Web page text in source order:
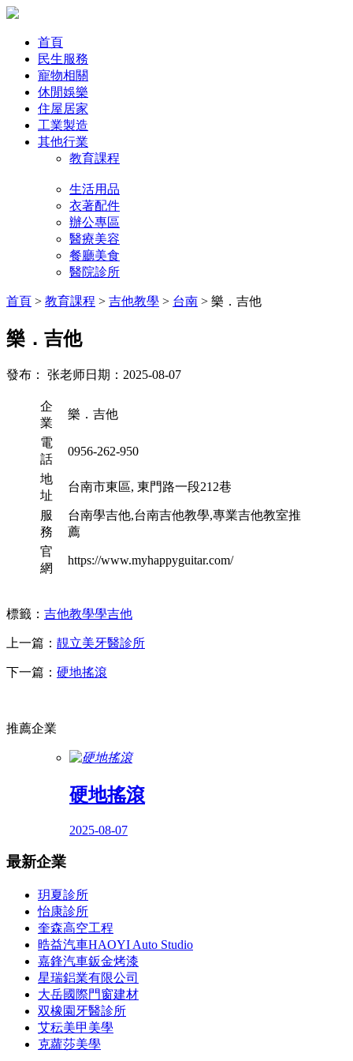
首頁
民生服務
寵物相關
休閒娛樂
住屋居家
工業製造
其他行業
教育課程
生活用品
衣著配件
辦公專區
醫療美容
餐廳美食
醫院診所
首頁 > 教育課程 > 吉他教學 > 台南 > 樂．吉他
樂．吉他
發布： 张老师日期：2025-08-07
企
業
樂．吉他
電
話
0956-262-950
地
址
台南市東區, 東門路一段212巷
服
務
台南學吉他,台南吉他教學,專業吉他教室推
薦
官
網
https://www.myhappyguitar.com/
標籤： 吉他教學學吉他
上一篇： 靚立美牙醫診所
下一篇： 硬地搖滾
推薦企業
硬地搖滾
2025-08-07
最新企業
玥夏診所
怡康診所
奎森高空工程
晧益汽車HAOYI Auto Studio
嘉鋒汽車鈑金烤漆
星瑞鋁業有限公司
大岳國際門窗建材
双橡園牙醫診所
艾秐美甲美學
克蘿莎美學